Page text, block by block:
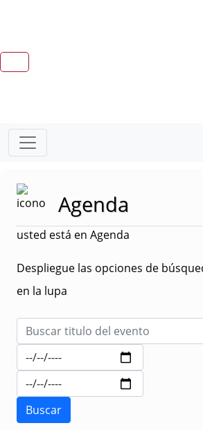
Agenda
usted está en Agenda
Despliegue las opciones de
en la lupa